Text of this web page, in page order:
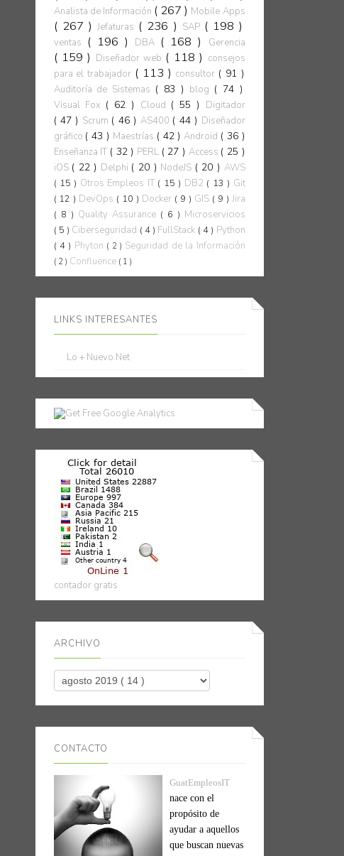
Analista de Información ( 267 ) Mobile Apps
( 267 )Jefaturas ( 236 ) SAP ( 198 )
ventas ( 196 ) DBA ( 168 ) Gerencia
( 159 ) Diseñador web ( 118 ) consejos
para el trabajador ( 113 ) consultor ( 91 )
Auditoría de Sistemas ( 83 ) blog ( 74 )
Visual Fox ( 62 ) Cloud ( 55 ) Digitador
( 47 ) Scrum ( 46 ) AS400 ( 44 ) Diseñador
gráfico ( 43 ) Maestrías ( 42 )Android ( 36 )
Enseñanza IT ( 32 ) PERL ( 27 ) Access ( 25 )
iOS ( 22 ) Delphi ( 20 ) NodeJS ( 20 ) AWS
( 15 ) Otros Empleos IT ( 15 ) DB2 ( 13 ) Git
( 12 ) DevOps ( 10 ) Docker ( 9 ) GIS ( 9 ) Jira
( 8 ) Quality Assurance ( 6 ) Microservicios
( 5 ) Ciberseguridad ( 4 ) FullStack ( 4 ) Python
( 4 ) Phyton ( 2 ) Seguridad de la Información
( 2 ) Confluence ( 1 )
LINKS INTERESANTES
Lo + Nuevo.Net
contador gratis
ARCHIVO
CONTACTO
GuatEmpleosIT
nace con el
propósito de
ayudar a aquellos
que buscan nuevas